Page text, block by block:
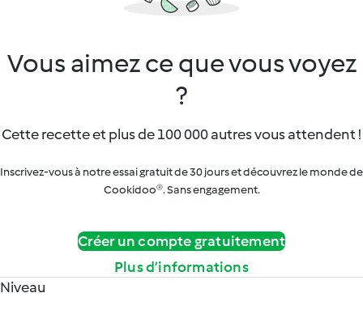
Vous aimez ce que vous voyez
?
Cette recette et plus de 100 000 autres vous attendent !
Inscrivez-vous à notre essai gratuit de 30 jours et découvrez le monde de
Cookidoo®. Sans engagement.
Créer un compte gratuitement
Plus d’informations
Niveau